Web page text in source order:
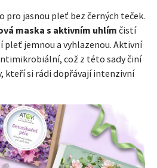
pro jasnou pleť bez černých teček.
maska s aktivním uhlím čistí
pleť jemnou a vyhlazenou. Aktivní
což z této sady činí
kteří si rádi dopřávají intenzivní